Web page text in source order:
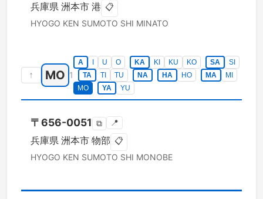
兵庫県 洲本市 港 📋
HYOGO KEN SUMOTO SHI MINATO
↑ MO 1
A U O KA KI KU KO SA
SI
TA
TI TU NA HA HO MA
MI
MO
YA YU
〒656-0051 ⧉ 📍
兵庫県 洲本市 物部 📋
HYOGO KEN SUMOTO SHI MONOBE